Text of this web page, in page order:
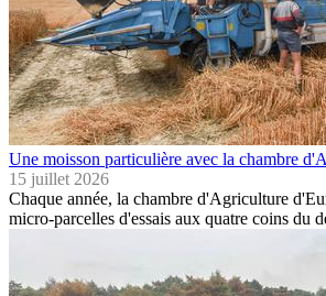
Une moisson particulière avec la chambre
15 juillet 2026
Chaque année, la chambre d'Agriculture
micro-parcelles d'essais aux quatre coins du